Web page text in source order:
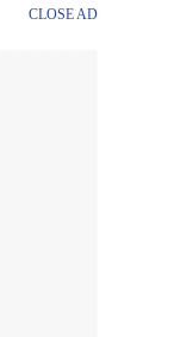
CLOSE AD